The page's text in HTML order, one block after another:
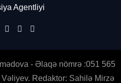
Agentliyi
- Əlaqə nömrə :051 565
Redaktor: Sahilə Mirzə